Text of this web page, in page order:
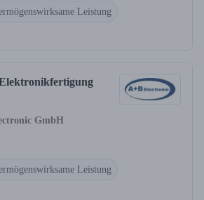
Leistung
GmbH
Leistung